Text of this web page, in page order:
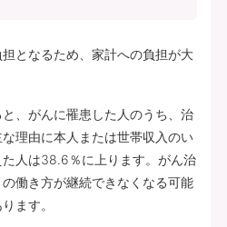
となるため、家計への負担が大
、がんに罹患した人のうち、治
理由に本人または世帯収入のい
人は38.6％に上ります。がん治
働き方が継続できなくなる可能
ます。